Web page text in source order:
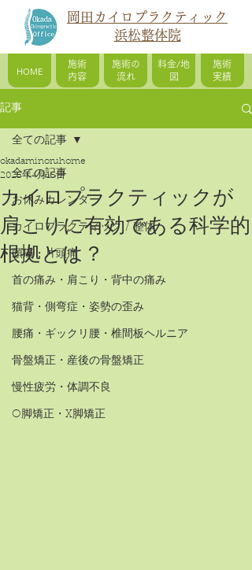
HOME
施術
内容
施術の
流れ
料金/地
図
施術
実績
岡田カイロプラクティック
浜松整体院
記事
全ての記事
お休みカレンダー
カイロプラクティック / 整体
頭痛・片頭痛
首の痛み・肩こり・背中の痛み
猫背・側弯症・姿勢の歪み
腰痛・ギックリ腰・椎間板ヘルニア
骨盤矯正・産後の骨盤矯正
慢性疲労・体調不良
O脚矯正・X脚矯正
全ての記事
カイロプラクティックが
肩こりに有効である科学的
根拠とは？
okadaminoruhome
2025年4月15日